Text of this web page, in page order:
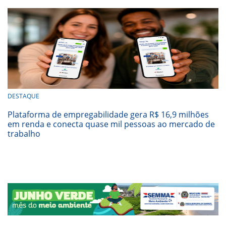
DESTAQUE
Plataforma de empregabilidade gera R$ 16,9 milhões
em renda e conecta quase mil pessoas ao mercado de
trabalho